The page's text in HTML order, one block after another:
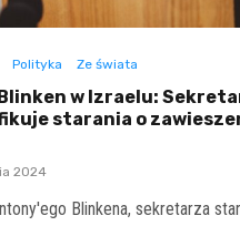
Polityka Ze świata
w Izraelu:
starania o
2024
Blinkena, sekretarza